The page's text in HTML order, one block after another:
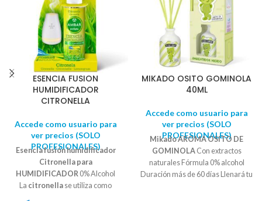
ESENCIA FUSION
HUMIDIFICADOR
CITRONELLA
Accede como usuario para
ver precios (SOLO
PROFESIONALES)
Esencia fusión humidificador
Citronella para
HUMIDIFICADOR 0% Alcohol
La citronella se utiliza como
MIKADO OSITO GOMINOLA
40ML
Accede como usuario para
ver precios (SOLO
PROFESIONALES)
Mikado AROMA OSITO DE
GOMINOLACon extractos
naturales Fórmula 0% alcohol
Duración más de 60 días Llenará tu